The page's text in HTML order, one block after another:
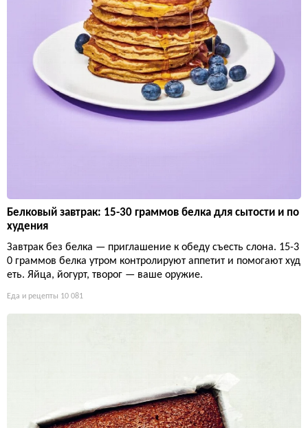
Белковый завтрак: 15-30 граммов белка для сытости и по
худения
Завтрак без белка — приглашение к обеду съесть слона. 15-3
0 граммов белка утром контролируют аппетит и помогают худ
еть. Яйца, йогурт, творог — ваше оружие.
Еда и рецепты 10 081